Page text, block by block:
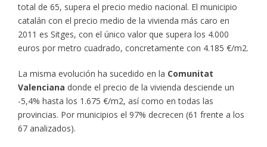
total de 65, supera el precio medio nacional. El municipio
catalán con el precio medio de la vivienda más caro en
2011 es Sitges, con el único valor que supera los 4.000
euros por metro cuadrado, concretamente con 4.185 €/m2.
La misma evolución ha sucedido en la Comunitat
Valenciana donde el precio de la vivienda desciende un
-5,4% hasta los 1.675 €/m2, así como en todas las
provincias. Por municipios el 97% decrecen (61 frente a los
67 analizados).